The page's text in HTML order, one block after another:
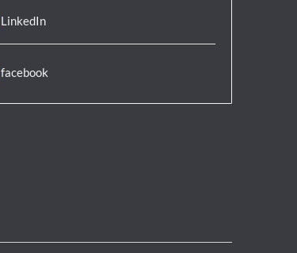
LinkedIn
facebook